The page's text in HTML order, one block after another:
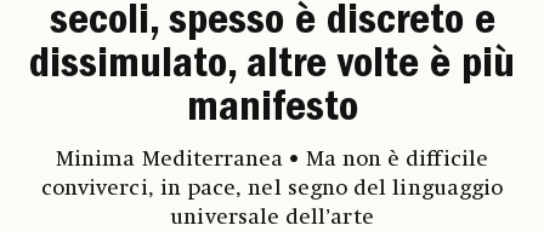
secoli, spesso è discreto e
dissimulato, altre volte è più
manifesto
Minima Mediterranea • Ma non è difficile
conviverci, in pace, nel segno del linguaggio
universale dell’arte